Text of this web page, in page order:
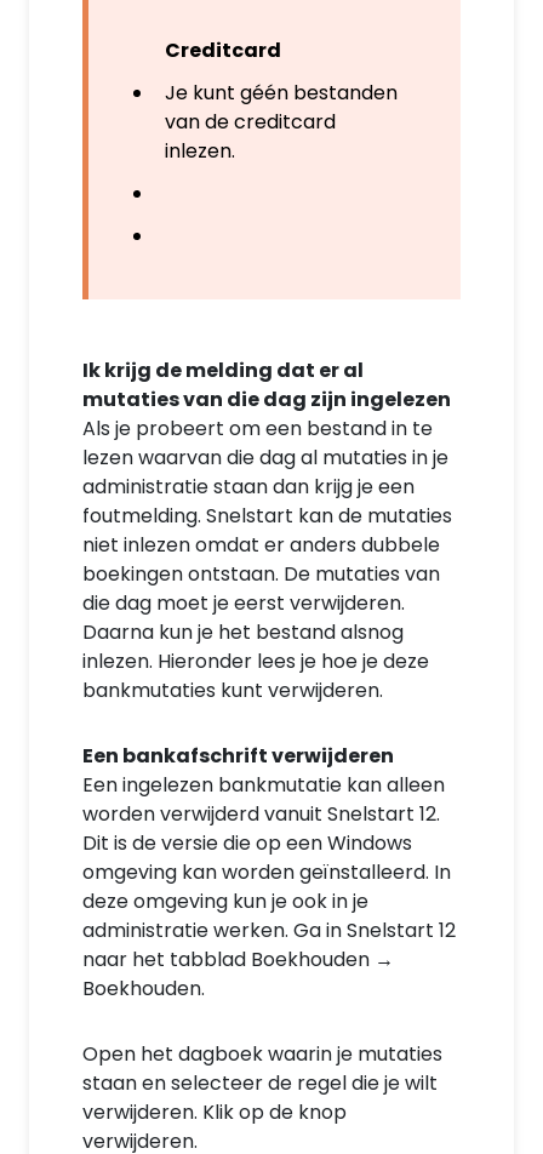
Creditcard
Je kunt géén bestanden
van de creditcard
inlezen.
Ik krijg de melding dat er al
mutaties van die dag zijn ingelezen
Als je probeert om een bestand in te
lezen waarvan die dag al mutaties in je
administratie staan dan krijg je een
foutmelding. Snelstart kan de mutaties
niet inlezen omdat er anders dubbele
boekingen ontstaan. De mutaties van
die dag moet je eerst verwijderen.
Daarna kun je het bestand alsnog
inlezen. Hieronder lees je hoe je deze
bankmutaties kunt verwijderen.
Een bankafschrift verwijderen
Een ingelezen bankmutatie kan alleen
worden verwijderd vanuit Snelstart 12.
Dit is de versie die op een Windows
omgeving kan worden geïnstalleerd. In
deze omgeving kun je ook in je
administratie werken. Ga in Snelstart 12
naar het tabblad Boekhouden →
Boekhouden.
Open het dagboek waarin je mutaties
staan en selecteer de regel die je wilt
verwijderen. Klik op de knop
verwijderen.